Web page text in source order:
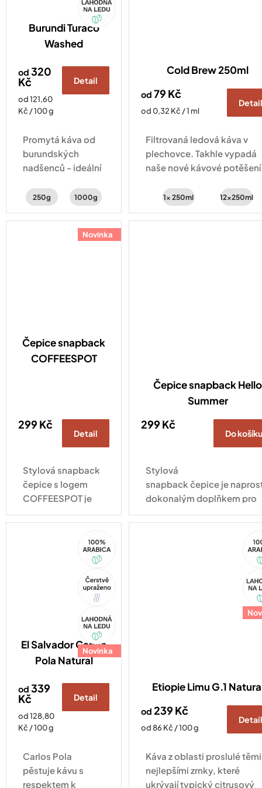
Burundi Turaco
Washed
od 320
Kč
Měrná
cena:
od 121,60
Kč / 100 g
Detail
Promytá káva od
burundských
nadšenců - ideální
citrusů, zralého
250g 1000g
Cold Brew 250ml
od 79 Kč
Měrná
od 0,32 Kč / 1 ml
Detail
Filtrovaná ledová káva v
plechovce. Takhle vypadá
naše nové kávové
Brazílie Fazenda, naplněna
dusíkem pro Nitro efekt a...
1x 250ml 12x250ml
Novinka
Čepice snapback
COFFEESPOT
299 Kč
Detail
Stylová snapback
čepice s logem
COFFEESPOT je
naprosto
dokonalým
každého milovníka
kávy a...
Čepice snapback Hello
Summer
299 Kč
Do košíku
Stylová
snapback čepice je
dokonalým doplňkem pro
každodenní nošení. Tahle
varianta ve vyletněném
Summer zaujme na první...
Tip
Arabica
Novinka
El Salvador Carlos
Pola Natural
od 339
Kč
Měrná
cena:
od 128,80
Kč / 100 g
Detail
Carlos Pola
pěstuje kávu s
respektem k
Etiopie Limu G.1
od 239 Kč
Měrná
od 86 Kč / 100 g
Detail
Káva z oblasti proslulé těmi
nejlepšími zrnky, které
ukrývají typický citrusový